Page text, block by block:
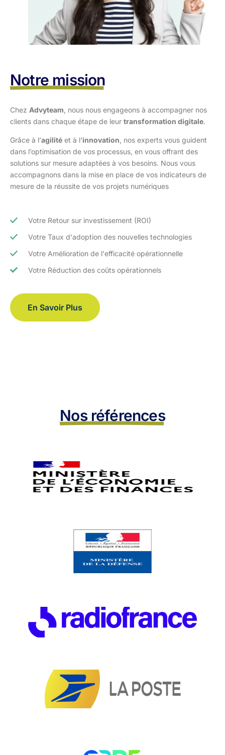
Notre mission
Chez Advyteam , nous nous engageons à accompagner nos
clients dans chaque étape de leur transformation digitale.
Grâce à l’agilité et à l’innovation , nos experts vous guident
dans l’optimisation de vos processus, en vous offrant des
solutions sur mesure adaptées à vos besoins. Nous vous
accompagnons dans la mise en place de vos indicateurs de
mesure de la réussite de vos projets numériques
Votre Retour sur investissement (ROI)
Votre Taux d'adoption des nouvelles technologies
Votre Amélioration de l'efficacité opérationnelle
Votre Réduction des coûts opérationnels
En Savoir Plus
Nos références